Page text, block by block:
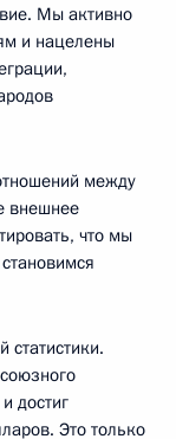
Мы активно
и нацелены
между
внешнее
что мы
достиг
Это только